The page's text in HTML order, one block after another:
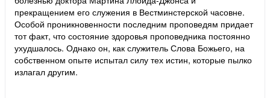
прекращением его служения в Вестминстерской часовне.
Особой проникновенности последним проповедям придает
тот факт, что состояние здоровья проповедника постоянно
ухудшалось. Однако он, как служитель Слова Божьего, на
собственном опыте испытал силу тех истин, которые пылко
излагал другим.